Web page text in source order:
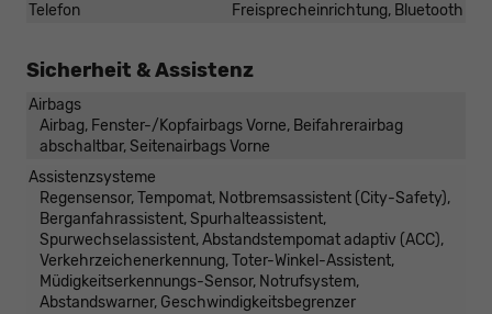
Telefon
Freisprecheinrichtung, Bluetooth
Sicherheit & Assistenz
Airbags
Airbag, Fenster-/Kopfairbags Vorne, Beifahrerairbag
abschaltbar, Seitenairbags Vorne
Assistenzsysteme
Regensensor, Tempomat, Notbremsassistent (City-Safety),
Berganfahrassistent, Spurhalteassistent,
Spurwechselassistent, Abstandstempomat adaptiv (ACC),
Verkehrzeichenerkennung, Toter-Winkel-Assistent,
Müdigkeitserkennungs-Sensor, Notrufsystem,
Abstandswarner, Geschwindigkeitsbegrenzer